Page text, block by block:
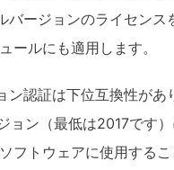
バージョンのライセンス
ールにも適用します。
ン認証は下位互換性があ
ョン（最低は2017です
フトウェアに使用する